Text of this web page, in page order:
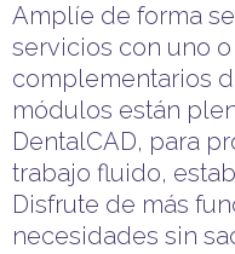
Amplíe de forma
servicios con uno
complementarios
módulos están
DentalCAD, para
trabajo fluido,
Disfrute de más
necesidades sin